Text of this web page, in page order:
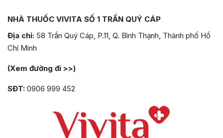
NHÀ THUỐC VIVITA SỐ 1 TRẦN QUÝ CÁP
Địa chỉ: 58 Trần Quý Cáp, P.11, Q. Bình Thạnh, Thành phố Hồ
Chí Minh
(Xem đường đi >>)
SĐT: 0906 999 452